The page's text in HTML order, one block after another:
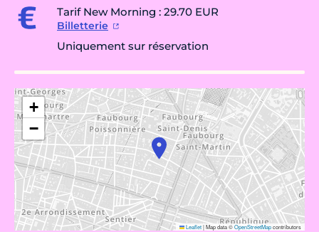
Tarif New Morning : 29.70 EUR
Billetterie
Uniquement sur réservation
+
−
Leaflet|Map data ©OpenStreetMapcontributors